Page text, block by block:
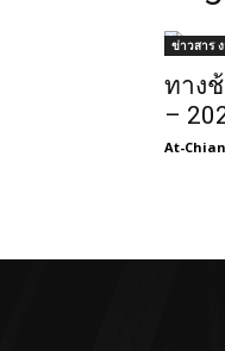
ข่าวสาร
ทาง
–
At-